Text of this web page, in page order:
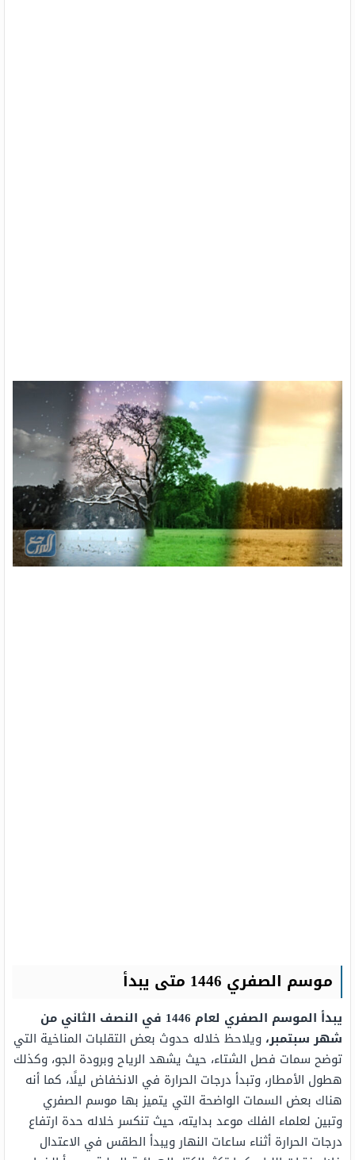
موسم الصفري 1446 متى يبدأ
يبدأ الموسم الصفري لعام 1446 في النصف الثاني من
شهر سبتمبر، ويلاحظ خلاله حدوث بعض التقلبات المناخية التي
توضح سمات فصل الشتاء، حيث يشهد الرياح وبرودة الجو، وكذلك
هطول الأمطار، وتبدأ درجات الحرارة في الانخفاض ليلًا، كما أنه
هناك بعض السمات الواضحة التي يتميز بها موسم الصفري
وتبين لعلماء الفلك موعد بدايته، حيث تنكسر خلاله حدة ارتفاع
درجات الحرارة أثناء ساعات النهار ويبدأ الطقس في الاعتدال